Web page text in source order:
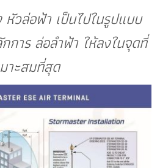
วล่อฟ้า เป็นไปในรูปแบบ
การ ล่อลำฟ้า ให้ลงในจุดที่
าะสมที่สุด